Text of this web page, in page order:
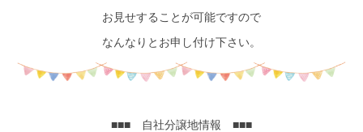
お見せすることが可能ですので
なんなりとお申し付け下さい。
■■■ 自社分譲地情報 ■■■